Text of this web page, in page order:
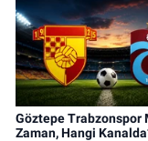
Göztepe Trabzonspor
Zaman, Hangi